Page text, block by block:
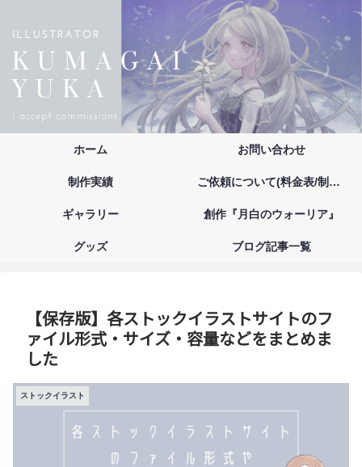
ホーム お問い合わせ
制作実績 ご依頼について(料金表/制作の流れ/注意事項/お支払い方法)
ギャラリー 創作『月白のウォーリア』
グッズ ブログ記事一覧
【保存版】各ストックイラストサイトのフ
ァイル形式・サイズ・容量などをまとめま
した
ストックイラスト